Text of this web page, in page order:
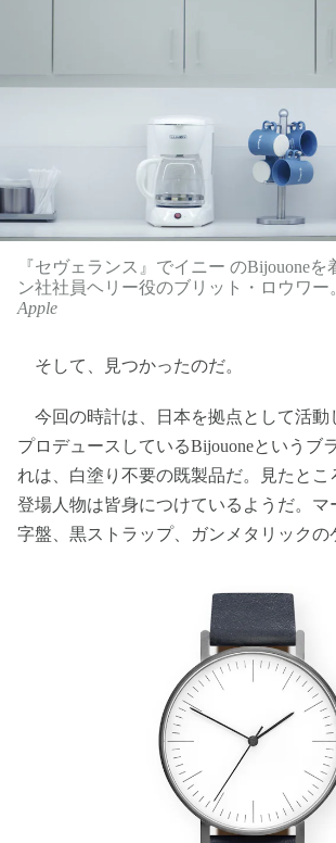
『セヴェランス』でイニー のBijouone
ン社社員ヘリー役のブリット・ロウワー
Apple
そして、見つかったのだ。
今回の時計は、日本を拠点として活動
プロデュースしているBijouoneというブ
れは、白塗り不要の既製品だ。見たとこ
登場人物は皆身につけているようだ。マ
字盤、黒ストラップ、ガンメタリックの